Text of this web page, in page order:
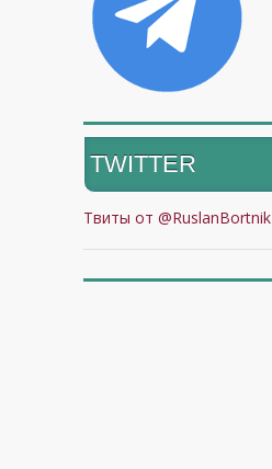
TWITTER
Твиты от @RuslanBortnik